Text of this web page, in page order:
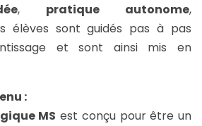
, pratique autonome,
élèves sont guidés pas à pas
et sont ainsi mis en
:
MS est conçu pour être un